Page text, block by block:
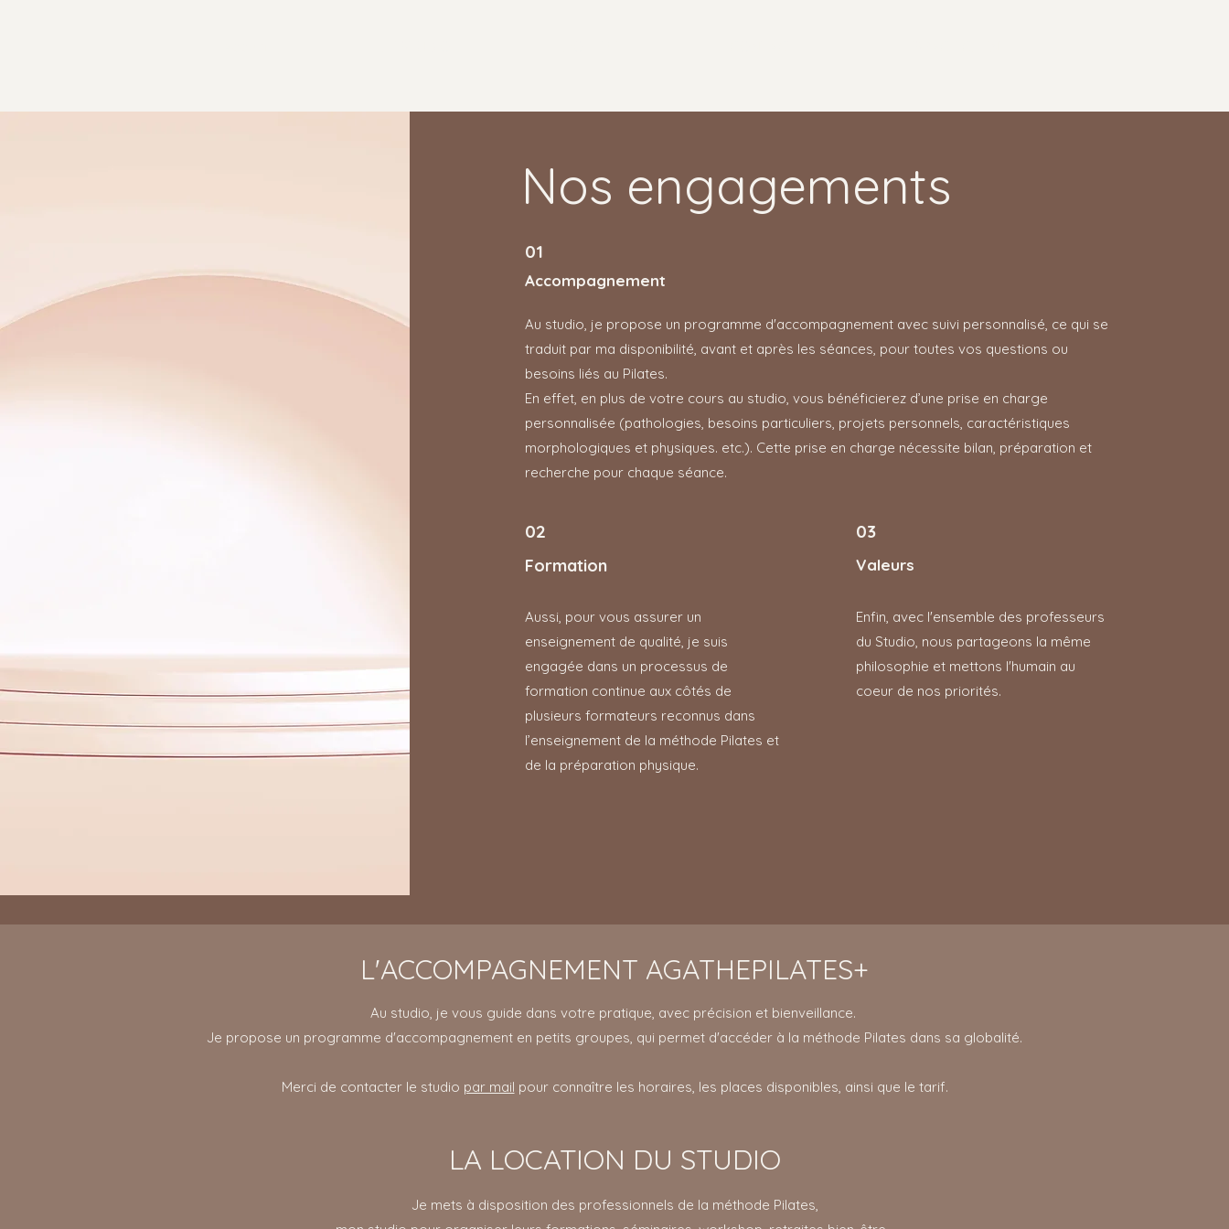
Nos engagements
01
Accompagnement
Au studio, je propose un programme d'accompagnement avec suivi personnalisé, ce qui se
traduit par ma disponibilité, avant et après les séances, pour toutes vos questions ou
besoins liés au Pilates.
En effet, en plus de votre cours au studio, vous bénéficierez d’une prise en charge
personnalisée (pathologies, besoins particuliers, projets personnels, caractéristiques
morphologiques et physiques. etc.). Cette prise en charge nécessite bilan, préparation et
recherche pour chaque séance.
02
Formation
Aussi, pour vous assurer un
enseignement de qualité, je suis
engagée dans un processus de
formation continue aux côtés de
plusieurs formateurs reconnus dans
l’enseignement de la méthode Pilates et
de la préparation physique.
03
Valeurs
Enfin, avec l'ensemble des professeurs
du Studio, nous partageons la même
philosophie et mettons l'humain au
coeur de nos priorités.
L'ACCOMPAGNEMENT AGATHEPILATES+
Au studio, je vous guide dans votre pratique, avec précision et bienveillance. ​
Je propose un programme d'accompagnement en petits groupes, qui permet d'accéder à la méthode Pilates dans sa globalité.
Merci de contacter le studio par mail pour connaître les horaires, les places disponibles, ainsi que le tarif.
LA LOCATION DU STUDIO
Je mets à disposition des professionnels de la méthode Pilates,